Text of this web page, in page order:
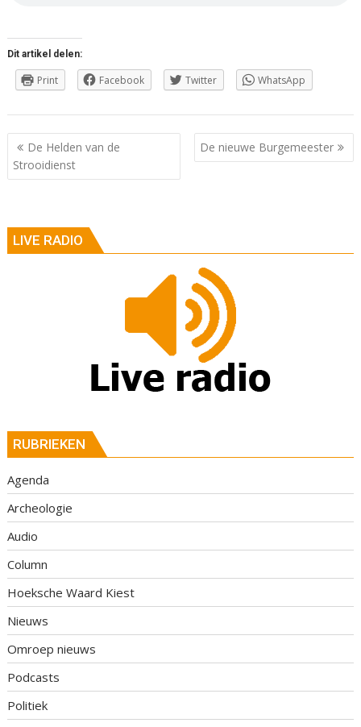
Dit artikel delen:
Print Facebook Twitter WhatsApp
Berichtnavigatie
De Helden van de
Strooidienst
De nieuwe Burgemeester
LIVE RADIO
RUBRIEKEN
Agenda
Archeologie
Audio
Column
Hoeksche Waard Kiest
Nieuws
Omroep nieuws
Podcasts
Politiek